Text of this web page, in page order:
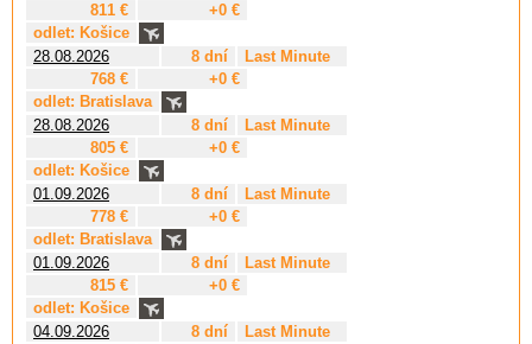
811 €
+0 €
odlet: Košice
28.08.2026
8 dní
Last Minute
768 €
+0 €
odlet: Bratislava
28.08.2026
8 dní
Last Minute
805 €
+0 €
odlet: Košice
01.09.2026
8 dní
Last Minute
778 €
+0 €
odlet: Bratislava
01.09.2026
8 dní
Last Minute
815 €
+0 €
odlet: Košice
04.09.2026
8 dní
Last Minute